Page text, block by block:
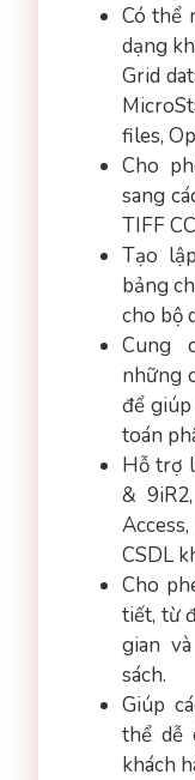
Có thể
dạng
Grid
files,
Cho
sang
TIFF
Tạo
bảng
cho bộ
Cung
những
để
toán
Hỗ trợ
&
CSDL
Cho
tiết, từ
gian
sách.
Giúp
thể dễ
khách